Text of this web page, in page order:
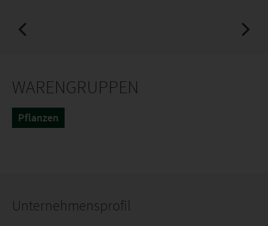
WARENGRUPPEN
Pflanzen
Unternehmensprofil